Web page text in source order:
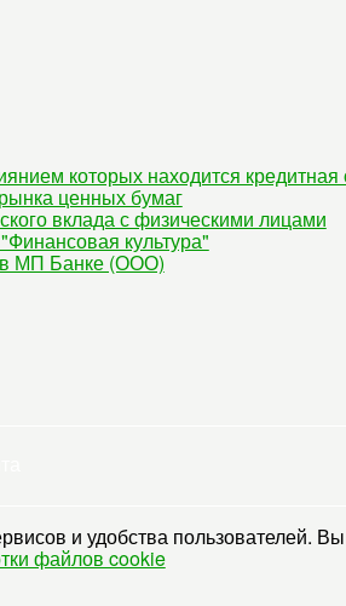
которых находится кредитная
ценных бумаг
вклада с физическими лицами
культура"
в МП Банке (ООО)
и удобства пользователей.
файлов cookie